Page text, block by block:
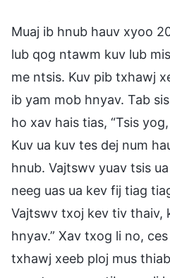
Muaj ib hnub hauv xyoo
lub qog ntawm kuv lub
me ntsis. Kuv pib txhawj
ib yam mob hnyav. Tab
ho xav hais tias, “Tsis
Kuv ua kuv tes dej num
hnub. Vajtswv yuav tsis
neeg uas ua kev fij tiag
Vajtswv txoj kev tiv thaiv,
hnyav.” Xav txog li no,
txhawj xeeb ploj mus